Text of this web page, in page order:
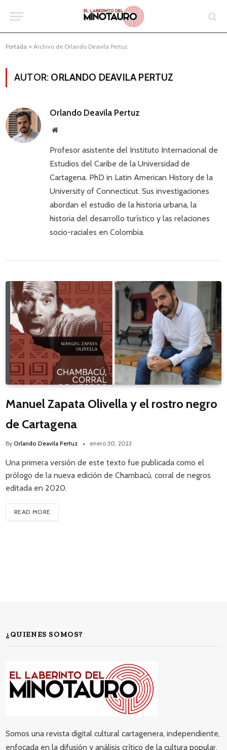
Portada » Archivo de Orlando Deavila Pertuz
AUTOR: ORLANDO DEAVILA PERTUZ
Orlando Deavila Pertuz
Website
Profesor asistente del Instituto Internacional de
Estudios del Caribe de la Universidad de
Cartagena. PhD in Latin American History de la
University of Connecticut. Sus investigaciones
abordan el estudio de la historia urbana, la
historia del desarrollo turístico y las relaciones
socio-raciales en Colombia.
Manuel Zapata Olivella y el rostro negro
de Cartagena
By Orlando Deavila Pertuz enero 30, 2023
Una primera versión de este texto fue publicada como el
prólogo de la nueva edición de Chambacú, corral de negros
editada en 2020.
READ MORE
¿QUIENES SOMOS?
Somos una revista digital cultural cartagenera, independiente,
enfocada en la difusión y análisis crítico de la cultura popular,